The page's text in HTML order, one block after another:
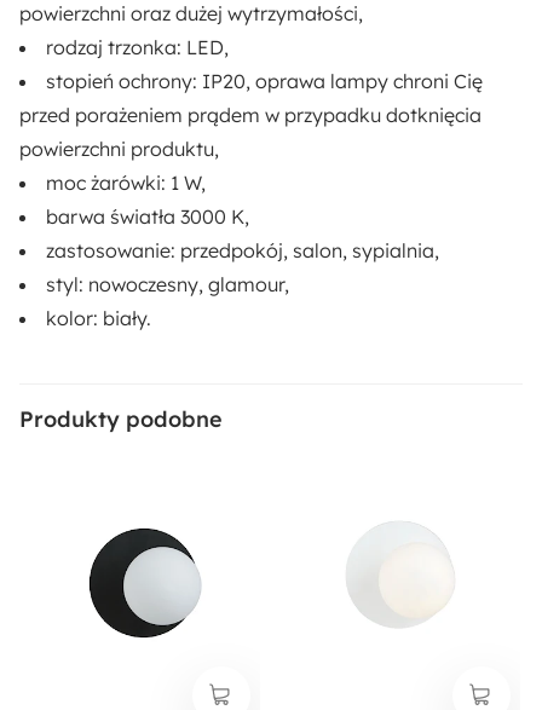
Rodzaj:
Wiszący
Funkcje:
Oświetlenie LED
powierzchni oraz dużej wytrzymałości,
rodzaj trzonka: LED,
stopień ochrony: IP20, oprawa lampy chroni Cię
przed porażeniem prądem w przypadku dotknięcia
powierzchni produktu,
moc żarówki: 1 W,
barwa światła 3000 K,
zastosowanie: przedpokój, salon, sypialnia,
styl: nowoczesny, glamour,
kolor: biały.
Produkty podobne